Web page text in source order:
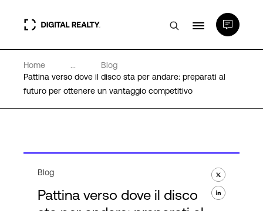
Data center
PlatformDIGITAL®
Home ...
Blog
Pattina verso dove il disco sta per andare: preparati al
futuro per ottenere un vantaggio competitivo
Blog
Pattina verso dove il disco